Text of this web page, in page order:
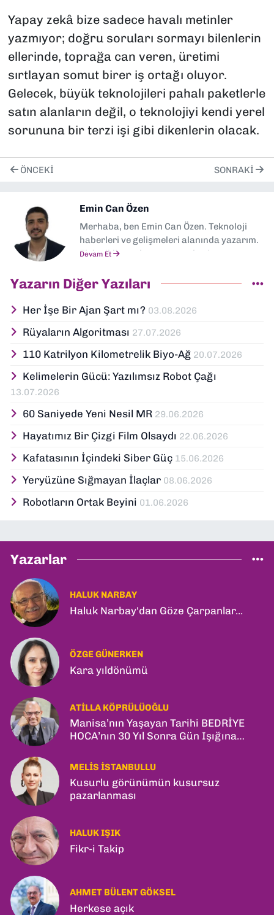
Yapay zekâ bize sadece havalı metinler
yazmıyor; doğru soruları sormayı bilenlerin
ellerinde, toprağa can veren, üretimi
sırtlayan somut birer iş ortağı oluyor.
Gelecek, büyük teknolojileri pahalı paketlerle
satın alanların değil, o teknolojiyi kendi yerel
sorununa bir terzi işi gibi dikenlerin olacak.
ÖNCEKI SONRAKI
Emin Can Özen
Merhaba, ben Emin Can Özen. Teknoloji
haberleri ve gelişmeleri alanında yazarım.
Elektrikli araçlar, yapay zeka, inovasyon ve
konular arasında yer alıyor.
Dokuzeylul.com’da yazar olarak görev
yapıyorum. Güncel olayları tarafsız,
alıyor; İzmir’den teknoloji dünyasına dair
yorumlarımı paylaşıyorum. Takipte kalın!
🚀
Devam Et
Yazarın Diğer Yazıları
Her İşe Bir Ajan Şart mı? 03.08.2026
Rüyaların Algoritması 27.07.2026
110 Katrilyon Kilometrelik Biyo-Ağ 20.07.2026
Kelimelerin Gücü: Yazılımsız Robot Çağı
13.07.2026
60 Saniyede Yeni Nesil MR 29.06.2026
Hayatımız Bir Çizgi Film Olsaydı 22.06.2026
Kafatasının İçindeki Siber Güç 15.06.2026
Yeryüzüne Sığmayan İlaçlar 08.06.2026
Robotların Ortak Beyini 01.06.2026
Yazarlar
HALUK NARBAY
Haluk Narbay'dan Göze Çarpanlar...
ÖZGE GÜNERKEN
Kara yıldönümü
ATILLA KÖPRÜLÜOĞLU
Manisa’nın Yaşayan Tarihi BEDRİYE
HOCA’nın 30 Yıl Sonra Gün Işığına
MELIS İSTANBULLU
Kusurlu görünümün kusursuz
pazarlanması
HALUK IŞIK
Fikr-i Takip
AHMET BÜLENT GÖKSEL
Herkese açık